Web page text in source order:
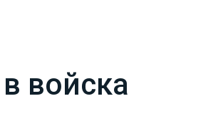
войска